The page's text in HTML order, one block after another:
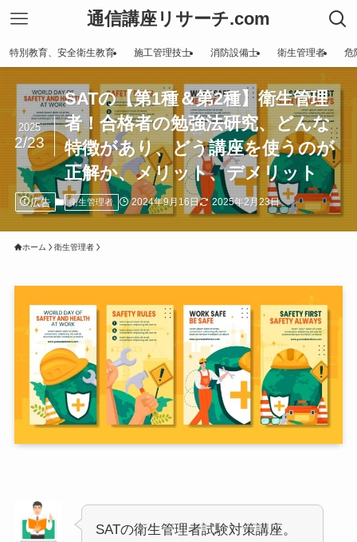
通信講座リサーチ.com
特別教育、安全衛生教育 施工管理技士 消防設備士 衛生管理者 危
SATの【第1種＆第2種】衛生管理
者！合格者の勉強法研究、どんな
特徴があり、どう講座を使うのが
正解か、メリット、デメリット
2025
2/23
広告 衛生管理者 2024年9月16日 2025年2月23日
ホーム 衛生管理者
SATの衛生管理者試験対策講座。